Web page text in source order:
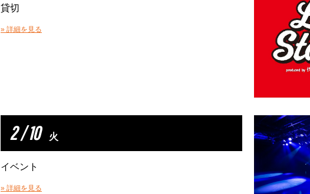
貸切
» 詳細を見る
2 / 10 火
イベント
» 詳細を見る